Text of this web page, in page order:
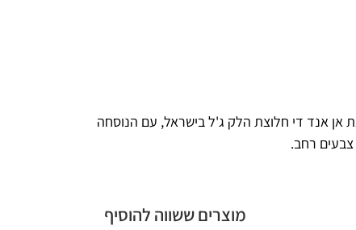
אן אנד די חלוצת הלק ג'ל בישראל, עם הנוסחה
צבעים רחב.
מוצרים ששווה להוסיף